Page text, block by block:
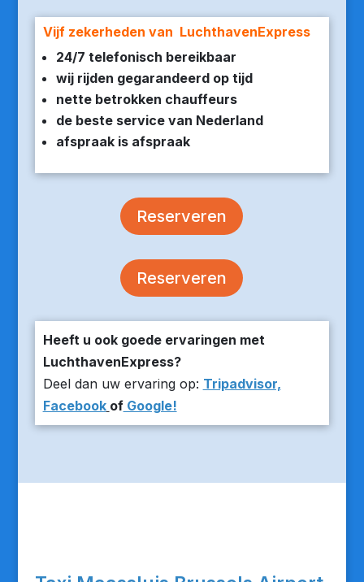
Vijf zekerheden van LuchthavenExpress
24/7 telefonisch bereikbaar
wij rijden gegarandeerd op tijd
nette betrokken chauffeurs
de beste service van Nederland
afspraak is afspraak
Reserveren
Reserveren
Heeft u ook goede ervaringen met
LuchthavenExpress?
Deel dan uw ervaring op: Tripadvisor,
Facebook ofGoogle!